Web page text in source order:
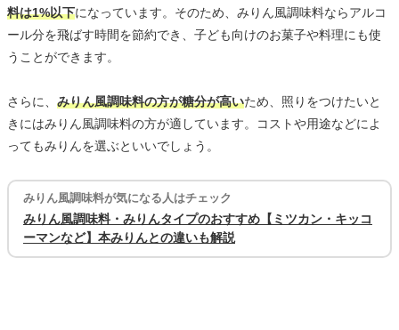
料は1%以下になっています。そのため、みりん風調味料ならアルコ
ール分を飛ばす時間を節約でき、子ども向けのお菓子や料理にも使
うことができます。
さらに、 みりん風調味料の方が糖分が高いため、照りをつけたいと
きにはみりん風調味料の方が適しています。コストや用途などによ
ってもみりんを選ぶといいでしょう。
みりん風調味料が気になる人はチェック
みりん風調味料・みりんタイプのおすすめ【ミツカン・キッコ
ーマンなど】本みりんとの違いも解説